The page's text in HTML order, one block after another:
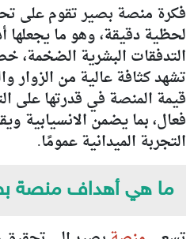
فكرة منصة بصير تقوم على
لحظية دقيقة، وهو ما يجعلها
التدفقات البشرية الضخمة،
تشهد كثافة عالية من الزوار
قيمة المنصة في قدرتها على
فعال، بما يضمن الانسيابية
التجربة الميدانية عمومًا.
ما هي أهداف منصة